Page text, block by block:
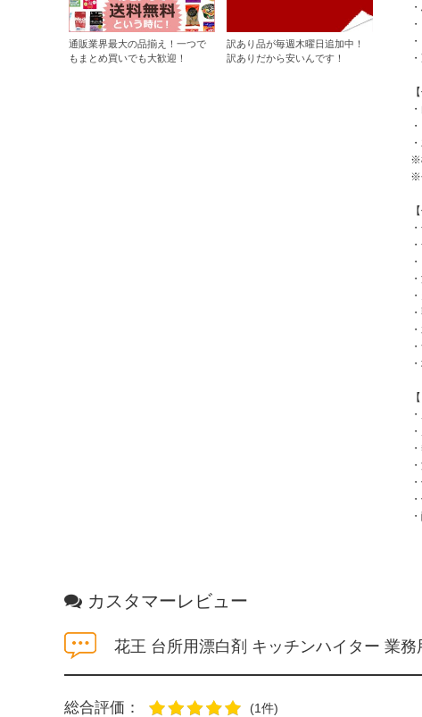
通販業界最大の品揃え！一つで
もまとめ買いでも大歓迎！
訳あり品が毎週木曜日追加中！
訳ありだから安いんです！
※
※
カスタマーレビュー
花王 台所用漂白剤 キッチンハイター 業務
総合評価： (1件)